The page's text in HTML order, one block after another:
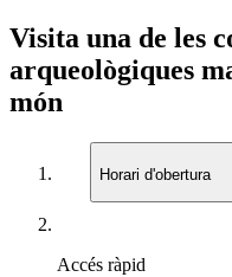
Visita una de les
arqueològiques
món
Horari d'obertura
Accés ràpid